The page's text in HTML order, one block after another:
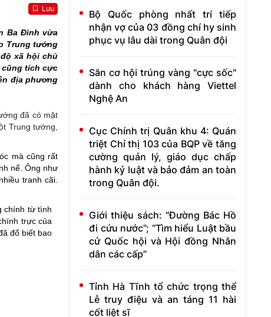
Lưu
Ba Đình vừa
Trung tướng
xã hội chủ
cũng tích cực
địa phương
đã có mặt
Trung tướng,
mà cũng rất
nể. Ông như
tranh cãi.
chính từ tình
trực của
đổ biết bao
Bộ Quốc phòng nhất trí tiếp
nhận vợ của 03 đồng chí hy sinh
phục vụ lâu dài trong Quân đội
Săn cơ hội trúng vàng "cực sốc"
dành cho khách hàng Viettel
Nghệ An
Cục Chính trị Quân khu 4: Quán
triệt Chỉ thị 103 của BQP về tăng
cường quản lý, giáo dục chấp
hành kỷ luật và bảo đảm an toàn
trong Quân đội.
Giới thiệu sách: “Đường Bác Hồ
đi cứu nước”; “Tìm hiểu Luật bầu
cử Quốc hội và Hội đồng Nhân
dân các cấp”
Tỉnh Hà Tĩnh tổ chức trọng thể
Lễ truy điệu và an táng 11 hài
cốt liệt sĩ